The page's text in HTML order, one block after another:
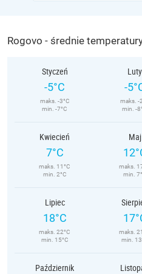
Rogovo - średnie
Styczeń
-5°C
maks. -3°C
min. -7°C
Luty
-
maks. -
min. -
Kwiecień
7°C
maks. 11°C
min. 2°C
Maj
maks.
min.
Lipiec
18°C
maks. 22°C
min. 15°C
maks.
min.
Październik